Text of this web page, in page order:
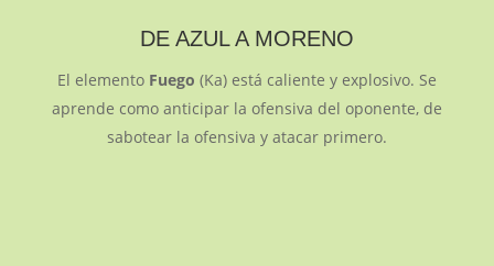
DE AZUL A MORENO
El elemento Fuego (Ka) está caliente y explosivo. Se
aprende como anticipar la ofensiva del oponente, de
sabotear la ofensiva y atacar primero.